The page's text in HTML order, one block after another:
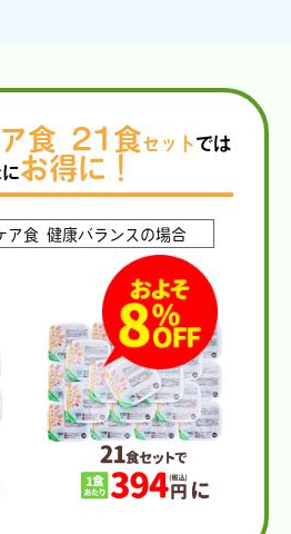
ア食 21食セットでは
お得に！
ア食 健康バランスの場合